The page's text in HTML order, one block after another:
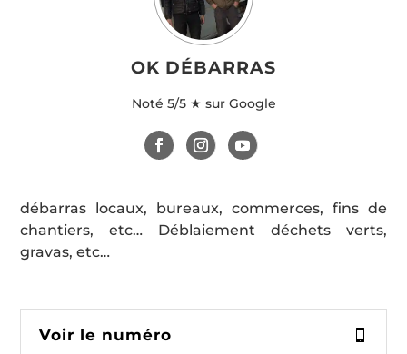
OK DÉBARRAS
Noté 5/5 ★ sur Google
débarras locaux, bureaux, commerces, fins de
chantiers, etc… Déblaiement déchets verts,
gravas, etc…
Voir le numéro